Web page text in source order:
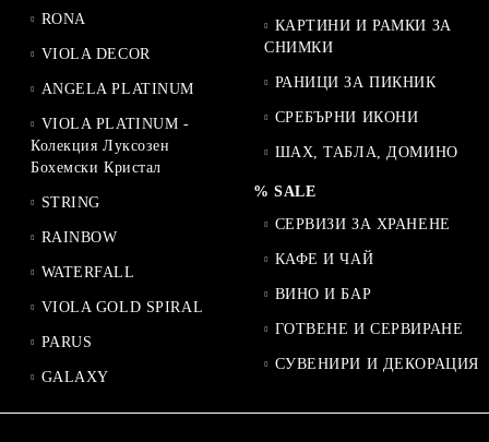
RONA
VIOLA DECOR
ANGELA PLATINUM
VIOLA PLATINUM -
Колекция Луксозен
Бохемски Кристал
STRING
RAINBOW
WATERFALL
VIOLA GOLD SPIRAL
PARUS
GALAXY
КАРТИНИ И РАМКИ ЗА
СНИМКИ
РАНИЦИ ЗА ПИКНИК
СРЕБЪРНИ ИКОНИ
ШАХ, ТАБЛА, ДОМИНО
% SALE
СЕРВИЗИ ЗА ХРАНЕНЕ
КАФЕ И ЧАЙ
ВИНО И БАР
ГОТВЕНЕ И СЕРВИРАНЕ
СУВЕНИРИ И ДЕКОРАЦИЯ